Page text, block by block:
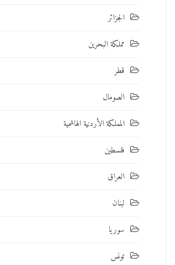
الجزائر
مملكة البحرين
قطر
الصومال
المملكة الأردنية الهاشمية
فلسطين
العراق
لبنان
سوريا
تونس